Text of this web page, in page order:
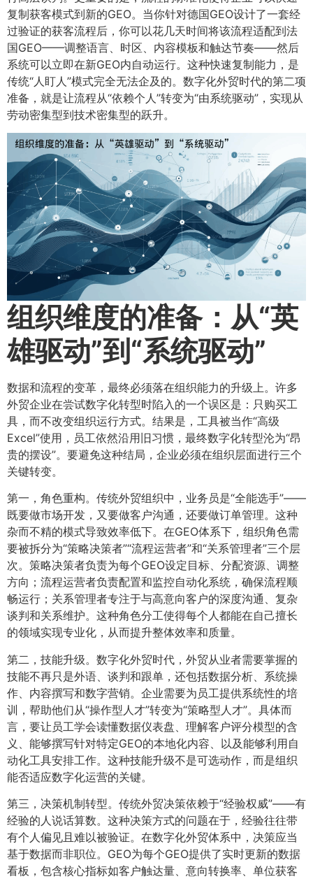
复制获客模式到新的GEO。当你针对德国GEO设计了一套经
过验证的获客流程后，你可以花几天时间将该流程适配到法
国GEO——调整语言、时区、内容模板和触达节奏——然后
系统可以立即在新GEO内自动运行。这种快速复制能力，是
传统“人盯人”模式完全无法企及的。数字化外贸时代的第二项
准备，就是让流程从“依赖个人”转变为“由系统驱动”，实现从
劳动密集型到技术密集型的跃升。
组织维度的准备：从“英
雄驱动”到“系统驱动”​
数据和流程的变革，最终必须落在组织能力的升级上。许多
外贸企业在尝试数字化转型时陷入的一个误区是：只购买工
具，而不改变组织运行方式。结果是，工具被当作“高级
Excel”使用，员工依然沿用旧习惯，最终数字化转型沦为“昂
贵的摆设”。要避免这种结局，企业必须在组织层面进行三个
关键转变。
第一，角色重构。传统外贸组织中，业务员是“全能选手”——
既要做市场开发，又要做客户沟通，还要做订单管理。这种
杂而不精的模式导致效率低下。在GEO体系下，组织角色需
要被拆分为“策略决策者”“流程运营者”和“关系管理者”三个层
次。策略决策者负责为每个GEO设定目标、分配资源、调整
方向；流程运营者负责配置和监控自动化系统，确保流程顺
畅运行；关系管理者专注于与高意向客户的深度沟通、复杂
谈判和关系维护。这种角色分工使得每个人都能在自己擅长
的领域实现专业化，从而提升整体效率和质量。
第二，技能升级。数字化外贸时代，外贸从业者需要掌握的
技能不再只是外语、谈判和跟单，还包括数据分析、系统操
作、内容撰写和数字营销。企业需要为员工提供系统性的培
训，帮助他们从“操作型人才”转变为“策略型人才”。具体而
言，要让员工学会读懂数据仪表盘、理解客户评分模型的含
义、能够撰写针对特定GEO的本地化内容、以及能够利用自
动化工具安排工作。这种技能升级不是可选动作，而是组织
能否适应数字化运营的关键。
第三，决策机制转型。传统外贸决策依赖于“经验权威”——有
经验的人说话算数。这种决策方式的问题在于，经验往往带
有个人偏见且难以被验证。在数字化外贸体系中，决策应当
基于数据而非职位。GEO为每个GEO提供了实时更新的数据
看板，包含核心指标如客户触达量、意向转换率、单位获客